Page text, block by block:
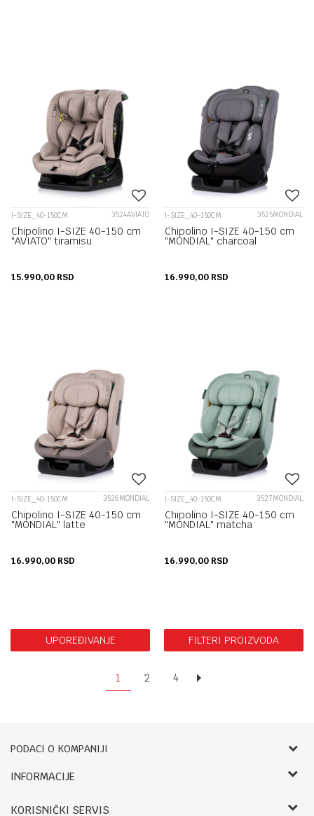
I-SIZE_40-150CM 3524AVIATO
Chipolino I-SIZE 40-150 cm
"AVIATO" tiramisu
15.990,00 RSD
I-SIZE_40-150CM 3525MONDIAL
Chipolino I-SIZE 40-150 cm
"MONDIAL" charcoal
16.990,00 RSD
I-SIZE_40-150CM 3526MONDIAL
Chipolino I-SIZE 40-150 cm
"MONDIAL" latte
16.990,00 RSD
I-SIZE_40-150CM 3527MONDIAL
Chipolino I-SIZE 40-150 cm
"MONDIAL" matcha
16.990,00 RSD
UPOREĐIVANJE FILTERI PROIZVODA
1 2 4
PODACI O KOMPANIJI
Bebbco
RADNO VREME:
INFORMACIJE
KORISNIČKI SERVIS